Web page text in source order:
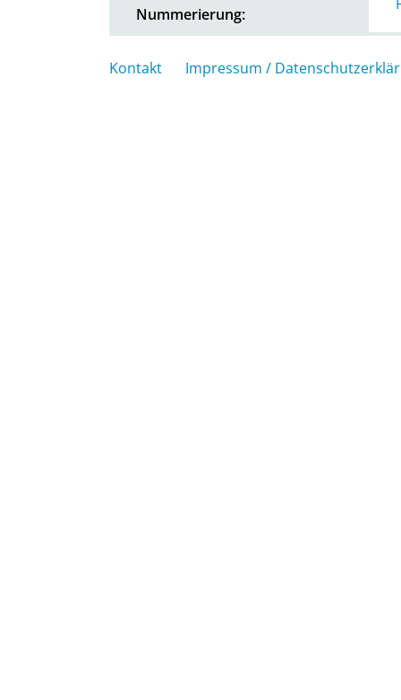
Nummerierung:
Kontakt Impressum /